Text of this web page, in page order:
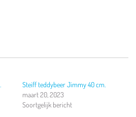
Steiff teddybeer Jimmy 40 cm.
maart 20, 2023
Soortgelijk bericht